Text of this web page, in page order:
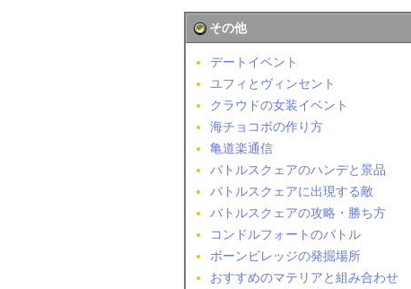
その他
デートイベント
ユフィとヴィンセント
クラウドの女装イベント
海チョコボの作り方
亀道楽通信
バトルスクェアのハンデと景品
バトルスクェアに出現する敵
バトルスクェアの攻略・勝ち方
コンドルフォートのバトル
ボーンビレッジの発掘場所
おすすめのマテリアと組み合わせ